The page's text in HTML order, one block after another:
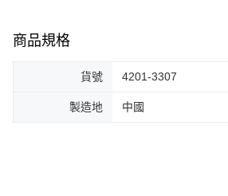
商品規格
貨號 4201-3307
製造地 中國